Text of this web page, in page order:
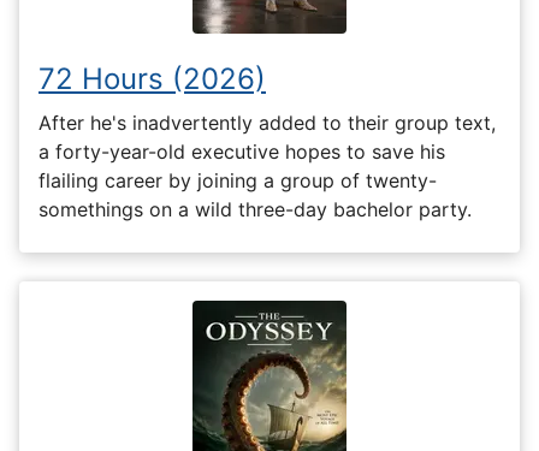
72 Hours (2026)
After he's inadvertently added to their group text,
a forty-year-old executive hopes to save his
flailing career by joining a group of twenty-
somethings on a wild three-day bachelor party.